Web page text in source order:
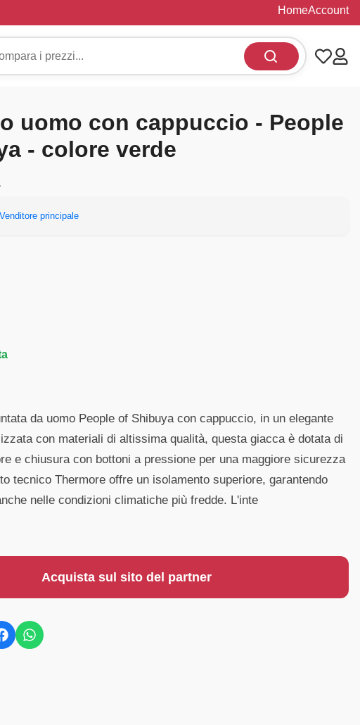
HomeAccount
uomo con cappuccio - People
- colore verde
Venditore principale
da uomo People of Shibuya con cappuccio, in un elegante
con materiali di altissima qualità, questa giacca è dotata di
e chiusura con bottoni a pressione per una maggiore sicurezza
tecnico Thermore offre un isolamento superiore, garantendo
nelle condizioni climatiche più fredde. L'inte
Acquista sul sito del partner